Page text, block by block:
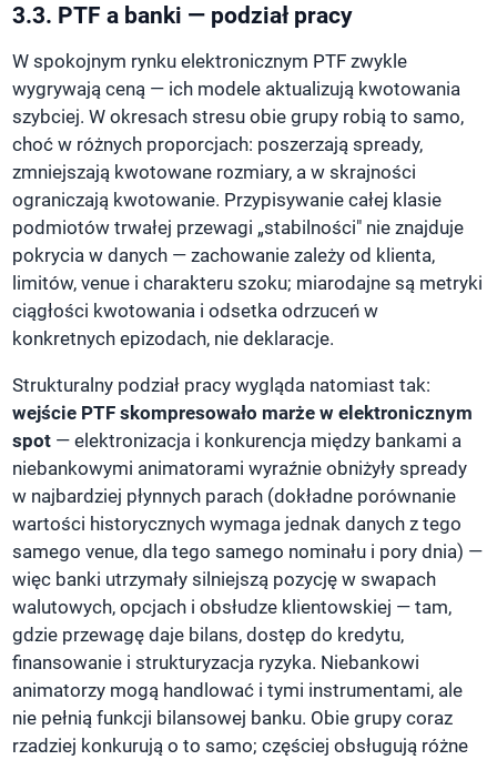
3.3. PTF a banki — podział pracy
W spokojnym rynku elektronicznym PTF zwykle
wygrywają ceną — ich modele aktualizują kwotowania
szybciej. W okresach stresu obie grupy robią to samo,
choć w różnych proporcjach: poszerzają spready,
zmniejszają kwotowane rozmiary, a w skrajności
ograniczają kwotowanie. Przypisywanie całej klasie
podmiotów trwałej przewagi „stabilności" nie znajduje
pokrycia w danych — zachowanie zależy od klienta,
limitów, venue i charakteru szoku; miarodajne są metryki
ciągłości kwotowania i odsetka odrzuceń w
konkretnych epizodach, nie deklaracje.
Strukturalny podział pracy wygląda natomiast tak:
wejście PTF skompresowało marże w elektronicznym
spot — elektronizacja i konkurencja między bankami a
niebankowymi animatorami wyraźnie obniżyły spready
w najbardziej płynnych parach (dokładne porównanie
wartości historycznych wymaga jednak danych z tego
samego venue, dla tego samego nominału i pory dnia) —
więc banki utrzymały silniejszą pozycję w swapach
walutowych, opcjach i obsłudze klientowskiej — tam,
gdzie przewagę daje bilans, dostęp do kredytu,
finansowanie i strukturyzacja ryzyka. Niebankowi
animatorzy mogą handlować i tymi instrumentami, ale
nie pełnią funkcji bilansowej banku. Obie grupy coraz
rzadziej konkurują o to samo; częściej obsługują różne